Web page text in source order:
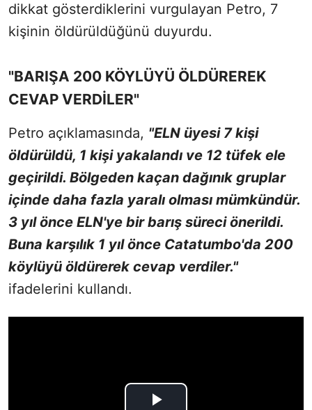
dikkat gösterdiklerini vurgulayan Petro, 7
kişinin öldürüldüğünü duyurdu.
"BARIŞA 200 KÖYLÜYÜ ÖLDÜREREK
CEVAP VERDİLER"
Petro açıklamasında, "ELN üyesi 7 kişi
öldürüldü, 1 kişi yakalandı ve 12 tüfek ele
geçirildi. Bölgeden kaçan dağınık gruplar
içinde daha fazla yaralı olması mümkündür.
3 yıl önce ELN'ye bir barış süreci önerildi.
Buna karşılık 1 yıl önce Catatumbo'da 200
köylüyü öldürerek cevap verdiler."
ifadelerini kullandı.